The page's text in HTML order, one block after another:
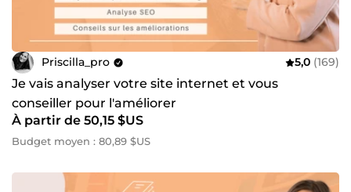
Priscilla_pro 5,0 (169)
Je vais analyser votre site internet et vous
conseiller pour l'améliorer
À partir de 50,15 $US
Budget moyen : 80,89 $US